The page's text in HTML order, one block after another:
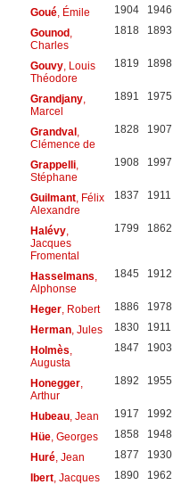
Goué, Émile 1904 1946
Gounod,
Charles
1818 1893
Gouvy, Louis
Théodore
1819 1898
Grandjany,
Marcel
1891 1975
Grandval,
Clémence de
1828 1907
Grappelli,
Stéphane
1908 1997
Guilmant, Félix
Alexandre
1837 1911
Halévy,
Jacques
Fromental
1799 1862
Hasselmans
Alphonse
1845 1912
Heger, Robert 1886 1978
Herman, Jules 1830 1911
Holmès
Augusta
1847 1903
Honegger,
Arthur
1892 1955
Hubeau, Jean 1917 1992
Hüe, Georges 1858 1948
Huré, Jean 1877 1930
Ibert, Jacques 1890 1962